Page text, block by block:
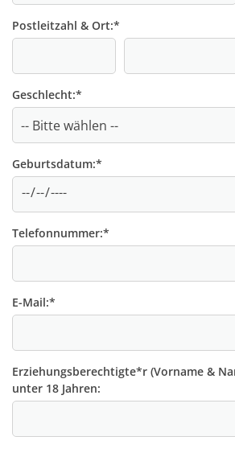
Postleitzahl & Ort:*
Geschlecht:*
Geburtsdatum:*
Telefonnummer:*
E-Mail:*
Erziehungsberechtigte*r (Vorname &
unter 18 Jahren: